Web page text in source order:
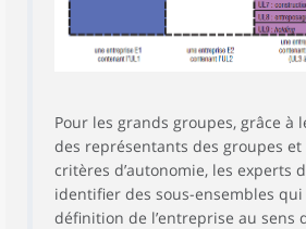
Pour les grands groupes, grâce à
des représentants des groupes et
critères d’autonomie, les experts
identifier des sous-ensembles
définition de l’entreprise au sens